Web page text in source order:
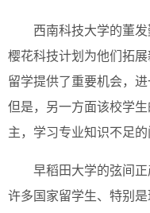
西南科技大学的董
樱花科技计划为他们拓
留学提供了重要机会，
但是，另一方面该校学
主，学习专业知识不足的
早稻田大学的弦间
许多国家留学生、特别